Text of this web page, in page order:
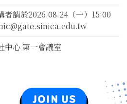
者請於2026.08.24（一）15:00
中心 第一會議室